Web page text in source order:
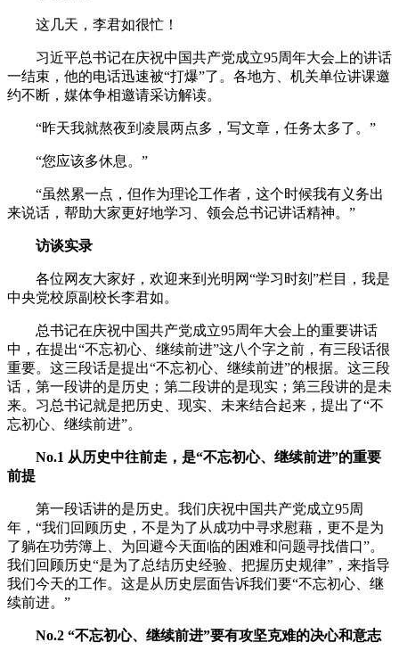
这几天，李君如很忙！
习近平总书记在庆祝中国共产党成立95周年大会上的讲话
一结束，他的电话迅速被“打爆”了。各地方、机关单位讲课邀
约不断，媒体争相邀请采访解读。
“昨天我就熬夜到凌晨两点多，写文章，任务太多了。”
“您应该多休息。”
“虽然累一点，但作为理论工作者，这个时候我有义务出
来说话，帮助大家更好地学习、领会总书记讲话精神。”
访谈实录
各位网友大家好，欢迎来到光明网“学习时刻”栏目，我是
中央党校原副校长李君如。
总书记在庆祝中国共产党成立95周年大会上的重要讲话
中，在提出“不忘初心、继续前进”这八个字之前，有三段话很
重要。这三段话是提出“不忘初心、继续前进”的根据。这三段
话，第一段讲的是历史；第二段讲的是现实；第三段讲的是未
来。习总书记就是把历史、现实、未来结合起来，提出了“不
忘初心、继续前进”。
No.1 从历史中往前走，是“不忘初心、继续前进”的重要
前提
第一段话讲的是历史。我们庆祝中国共产党成立95周
年，“我们回顾历史，不是为了从成功中寻求慰藉，更不是为
了躺在功劳簿上、为回避今天面临的困难和问题寻找借口”。
我们回顾历史“是为了总结历史经验、把握历史规律”，来指导
我们今天的工作。这是从历史层面告诉我们要“不忘初心、继
续前进。”
No.2 “不忘初心、继续前进”要有攻坚克难的决心和意志